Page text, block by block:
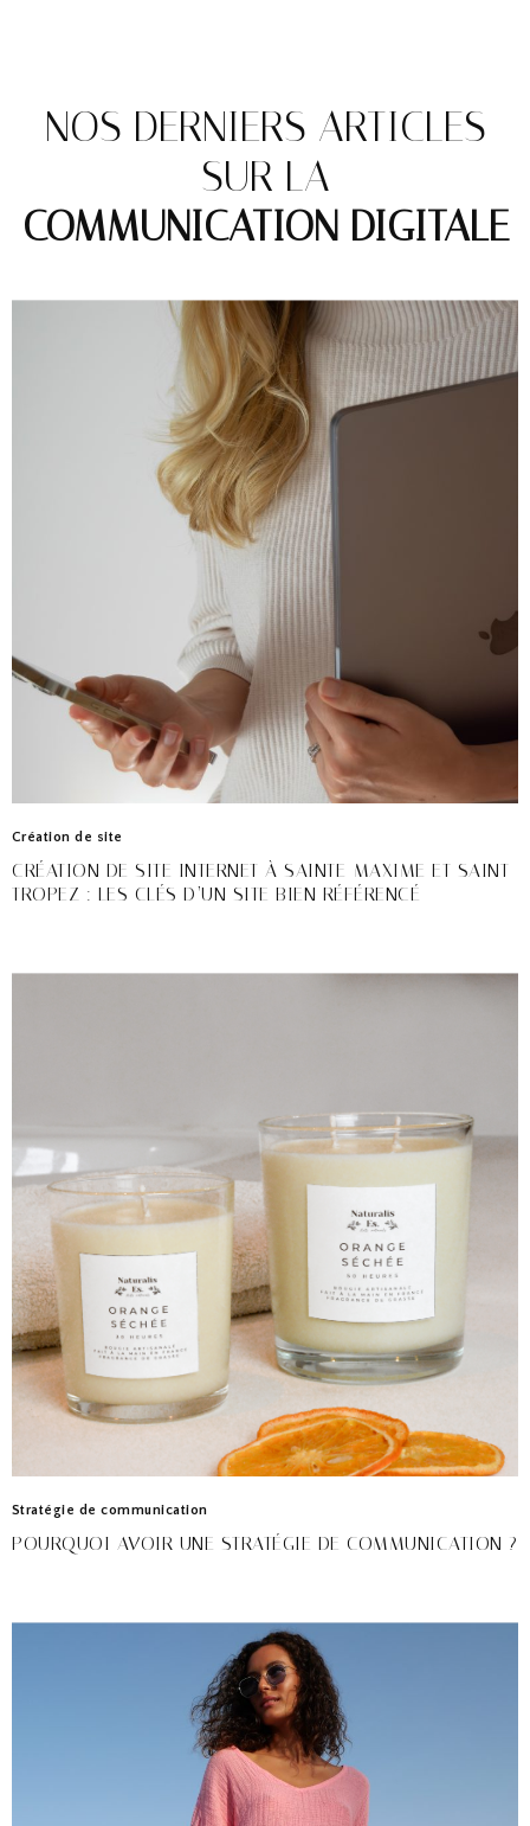
NOS DERNIERS ARTICLES
SUR LA
COMMUNICATION DIGITALE
Création de site
CRÉATION DE SITE INTERNET À SAINTE-MAXIME ET SAINT-
TROPEZ : LES CLÉS D’UN SITE BIEN RÉFÉRENCÉ
Stratégie de communication
POURQUOI AVOIR UNE STRATÉGIE DE COMMUNICATION ?